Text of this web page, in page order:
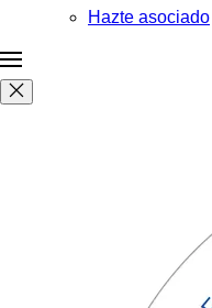
Hazte asociado